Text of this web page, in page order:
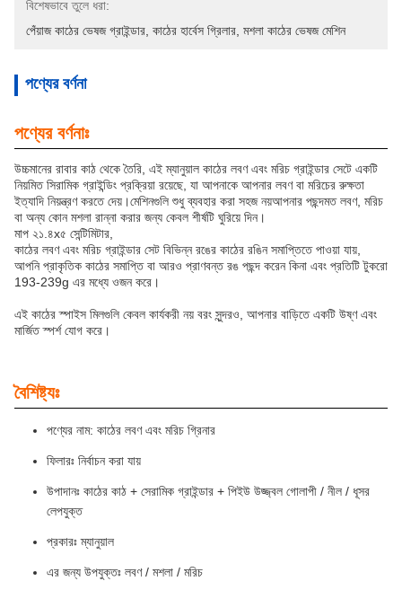
বিশেষভাবে তুলে ধরা:
পেঁয়াজ কাঠের ভেষজ গ্রাইন্ডার কাঠের হার্বেস গ্রিলার মশলা কাঠের ভেষজ মেশিন
পণ্যের বর্ণনা
পণ্যের বর্ণনাঃ
উচ্চমানের রাবার কাঠ থেকে তৈরি, এই ম্যানুয়াল কাঠের লবণ এবং মরিচ গ্রাইন্ডার সেটে একটি
নিয়মিত সিরামিক গ্রাইন্ডিং প্রক্রিয়া রয়েছে, যা আপনাকে আপনার লবণ বা মরিচের রুক্ষতা
ইত্যাদি নিয়ন্ত্রণ করতে দেয়।মেশিনগুলি শুধু ব্যবহার করা সহজ নয়আপনার পছন্দমত লবণ, মরিচ
বা অন্য কোন মশলা রান্না করার জন্য কেবল শীর্ষটি ঘুরিয়ে দিন।
মাপ ২১.৪x৫ সেন্টিমিটার,
কাঠের লবণ এবং মরিচ গ্রাইন্ডার সেট বিভিন্ন রঙের কাঠের রঙিন সমাপ্তিতে পাওয়া যায়,
আপনি প্রাকৃতিক কাঠের সমাপ্তি বা আরও প্রাণবন্ত রঙ পছন্দ করেন কিনা এবং প্রতিটি টুকরো
193-239g এর মধ্যে ওজন করে।
এই কাঠের স্পাইস মিলগুলি কেবল কার্যকরী নয় বরং সুন্দরও, আপনার বাড়িতে একটি উষ্ণ এবং
মার্জিত স্পর্শ যোগ করে।
বৈশিষ্ট্যঃ
পণ্যের নাম: কাঠের লবণ এবং মরিচ গ্রিনার
ফিলারঃ নির্বাচন করা যায়
উপাদানঃ কাঠের কাঠ + সেরামিক গ্রাইন্ডার + পিইউ উজ্জ্বল গোলাপী / নীল / ধূসর
লেপযুক্ত
প্রকারঃ ম্যানুয়াল
এর জন্য উপযুক্তঃ লবণ / মশলা / মরিচ